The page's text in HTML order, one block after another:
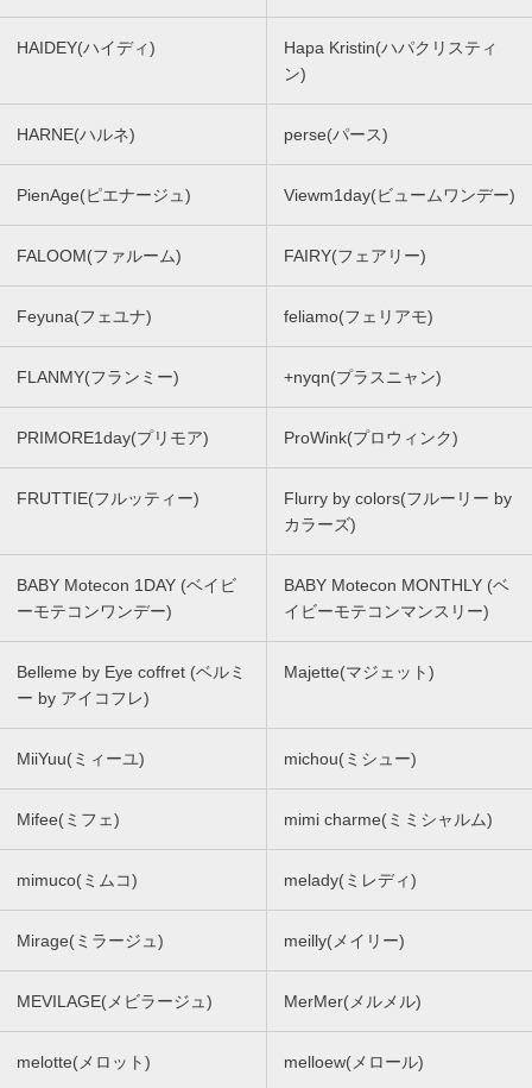
HAIDEY(ハイディ)
Hapa Kristin(ハパクリスティ
ン)
HARNE(ハルネ) perse(パース)
PienAge(ピエナージュ) Viewm1day(ビュームワンデー)
FALOOM(ファルーム) FAIRY(フェアリー)
Feyuna(フェユナ) feliamo(フェリアモ)
FLANMY(フランミー) +nyqn(プラスニャン)
PRIMORE1day(プリモア) ProWink(プロウィンク)
FRUTTIE(フルッティー)
Flurry by colors(フルーリー by
カラーズ)
BABY Motecon 1DAY (ベイビ
ーモテコンワンデー)
BABY Motecon MONTHLY (ベ
イビーモテコンマンスリー)
Belleme by Eye coffret (ベルミ
ー by アイコフレ)
Majette(マジェット)
MiiYuu(ミィーユ) michou(ミシュー)
Mifee(ミフェ) mimi charme(ミミシャルム)
mimuco(ミムコ) melady(ミレディ)
Mirage(ミラージュ) meilly(メイリー)
MEVILAGE(メビラージュ) MerMer(メルメル)
melotte(メロット) melloew(メロール)